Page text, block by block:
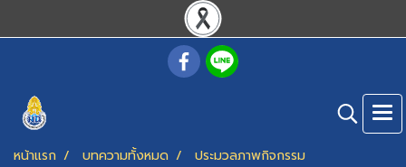
หน้าแรก บทความทั้งหมด
ประมวลภาพกิจกรรม